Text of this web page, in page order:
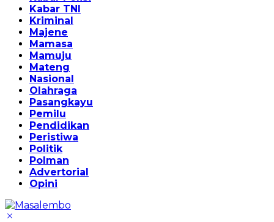
Kabar TNI
Kriminal
Majene
Mamasa
Mamuju
Mateng
Nasional
Olahraga
Pasangkayu
Pemilu
Pendidikan
Peristiwa
Politik
Polman
Advertorial
Opini